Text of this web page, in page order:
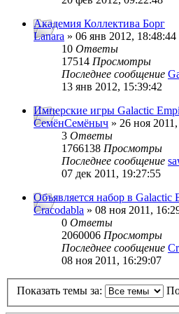
Академия Коллектива Борг
Lanara » 06 янв 2012, 18:48:44
10 Ответы
17514 Просмотры
Последнее сообщение
13 янв 2012, 15:39:42
Имперские игры Galactic
СемёнСемёныч » 26 ноя
3 Ответы
1766138 Просмотры
Последнее сообщение
07 дек 2011, 19:27:55
Объявляется набор в Galactic
Cracodabla » 08 ноя 2011,
0 Ответы
2060006 Просмотры
Последнее сообщение
08 ноя 2011, 16:29:07
Показать темы за: